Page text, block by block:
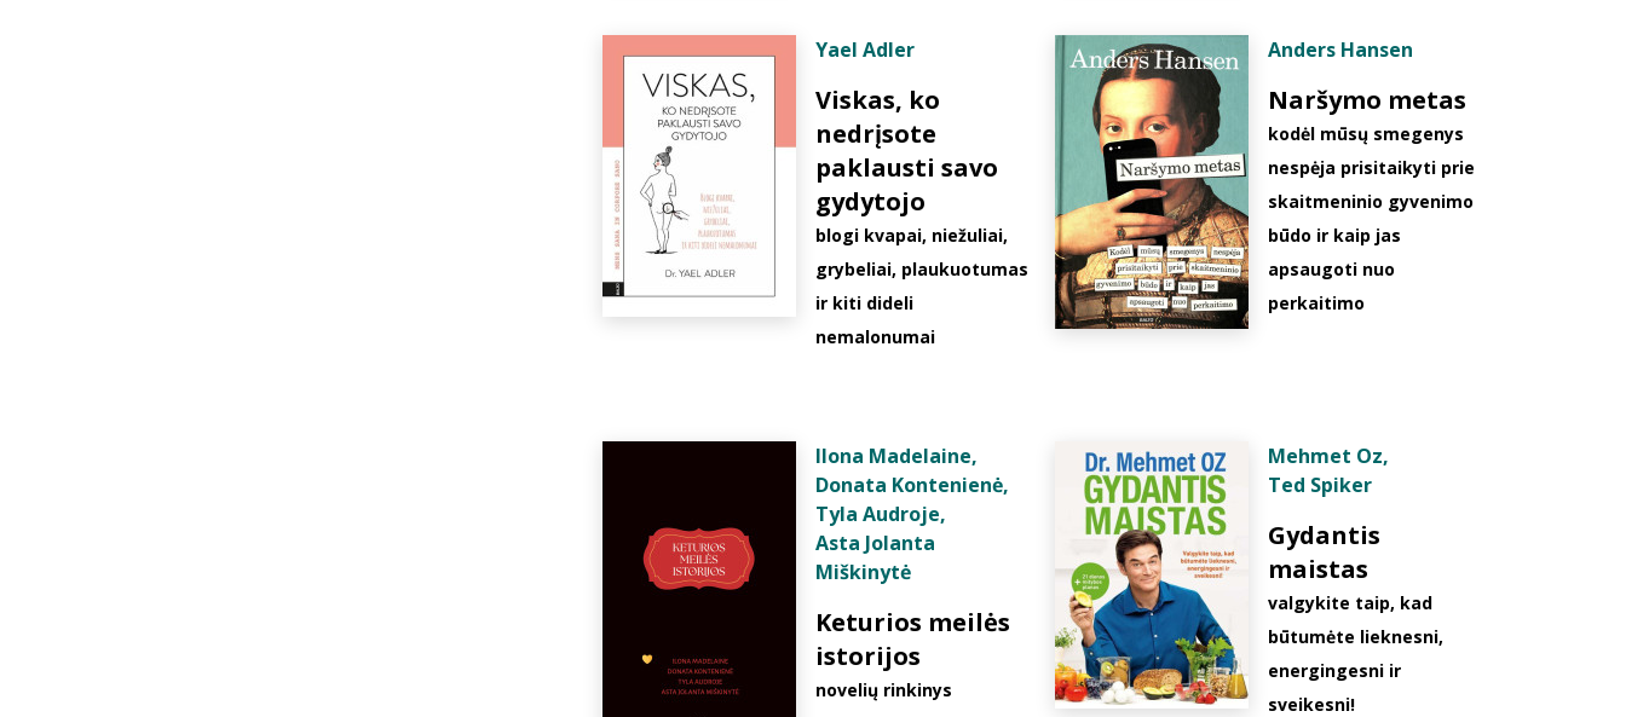
Yael Adler
Viskas, ko
nedrįsote
paklausti savo
gydytojo
blogi kvapai, niežuliai,
grybeliai, plaukuotumas
ir kiti dideli
nemalonumai
Anders Hansen
Naršymo metas
kodėl mūsų smegenys
nespėja prisitaikyti prie
skaitmeninio gyvenimo
būdo ir kaip jas
apsaugoti nuo
perkaitimo
Ilona Madelaine,
Donata Kontenienė,
Tyla Audroje,
Asta Jolanta
Miškinytė
Keturios meilės
istorijos
novelių rinkinys
Mehmet Oz,
Ted Spiker
Gydantis
maistas
valgykite taip, kad
būtumėte lieknesni,
energingesni ir
sveikesni!